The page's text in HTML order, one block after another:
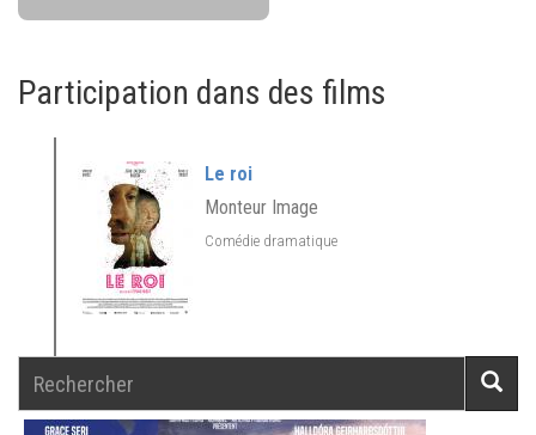
Participation dans des films
Le roi
Monteur Image
Comédie dramatique